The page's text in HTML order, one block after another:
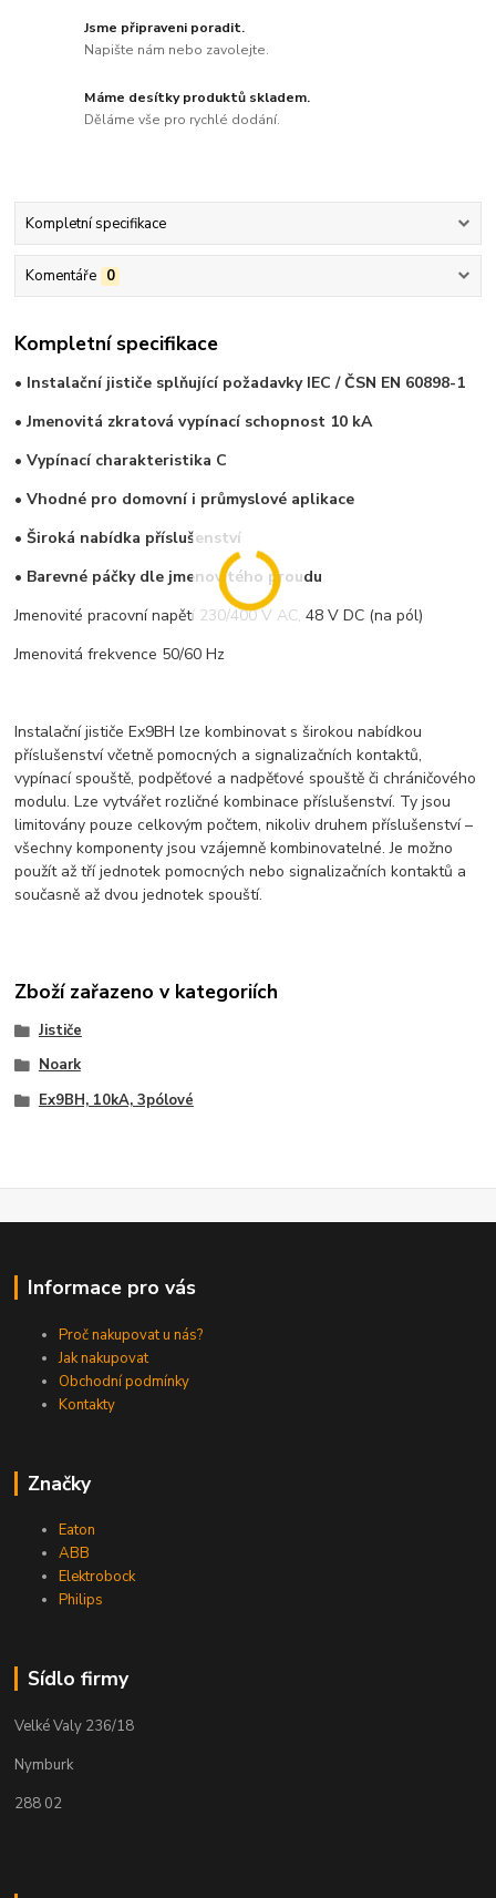
Jsme připraveni poradit.
Napište nám nebo zavolejte.
Máme desítky produktů skladem.
Děláme vše pro rychlé dodání.
Kompletní specifikace
Komentáře 0
Kompletní specifikace
• Instalační jističe splňující požadavky IEC / ČSN EN 60898-1
• Jmenovitá zkratová vypínací schopnost 10 kA
• Vypínací charakteristika C
• Vhodné pro domovní i průmyslové aplikace
• Široká nabídka příslušenství
• Barevné páčky dle jmenovitého proudu
Jmenovité pracovní napětí 230/400 V AC, 48 V DC (na pól)
Jmenovitá frekvence 50/60 Hz
Instalační jističe Ex9BH lze kombinovat s širokou nabídkou
příslušenství včetně pomocných a signalizačních kontaktů,
vypínací spouště, podpěťové a nadpěťové spouště či chráničového
modulu. Lze vytvářet rozličné kombinace příslušenství. Ty jsou
limitovány pouze celkovým počtem, nikoliv druhem příslušenství –
všechny komponenty jsou vzájemně kombinovatelné. Je možno
použít až tří jednotek pomocných nebo signalizačních kontaktů a
současně až dvou jednotek spouští.
Zboží zařazeno v kategoriích
Jističe
Noark
Ex9BH, 10kA, 3pólové
Informace pro vás
Proč nakupovat u nás?
Jak nakupovat
Obchodní podmínky
Kontakty
Značky
Eaton
ABB
Elektrobock
Philips
Sídlo firmy
Velké Valy 236/18
Nymburk
288 02